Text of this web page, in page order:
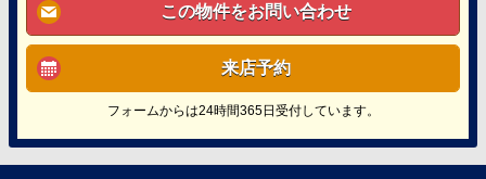
この物件をお問い合わせ
来店予約
フォームからは24時間365日受付しています。